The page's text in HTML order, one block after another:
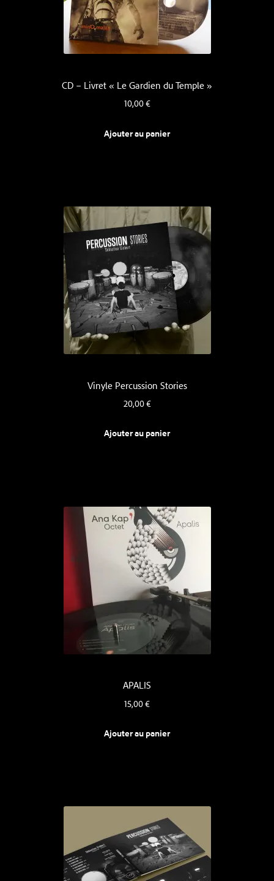
CD – Livret « Le Gardien du Temple »
10,00€
Ajouter au panier
Vinyle Percussion Stories
20,00€
Ajouter au panier
APALIS
15,00€
Ajouter au panier